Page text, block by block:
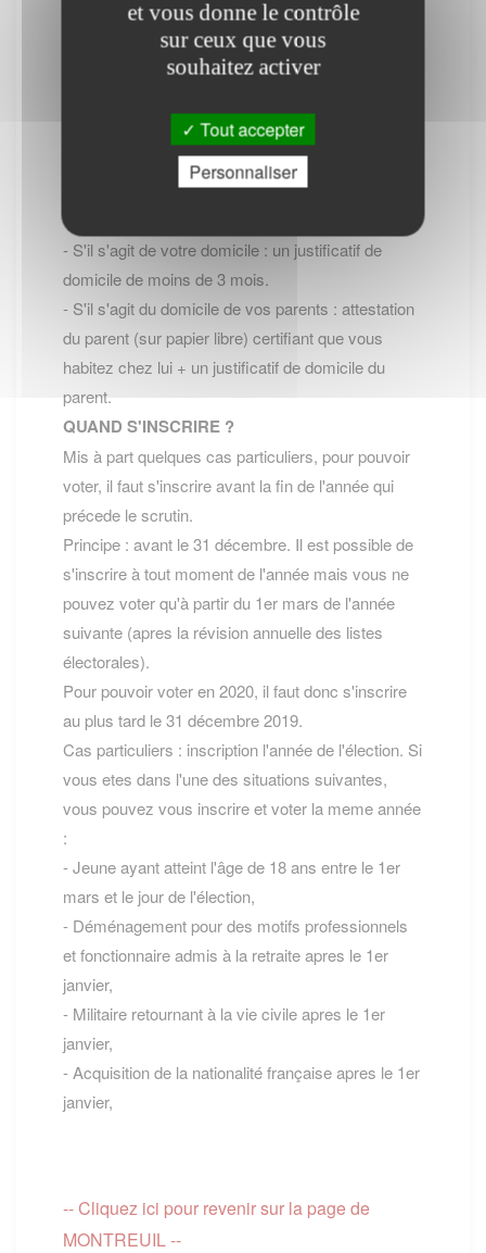
- Soit en se rendant à la Mairie avec les pieces
- Soit en ligne Inscription en ligne sur les listes
PIECES à FOURNIR ?
- Formulaire de demande
- Carte d'identité ou passeport valide
- Justificatif de domicile :
- S'il s'agit de votre domicile : un justificatif de
domicile de moins de 3 mois.
- S'il s'agit du domicile de vos parents : attestation
du parent (sur papier libre) certifiant que vous
habitez chez lui + un justificatif de domicile du
parent.
QUAND S'INSCRIRE ?
Mis à part quelques cas particuliers, pour pouvoir
voter, il faut s'inscrire avant la fin de l'année qui
précede le scrutin.
Principe : avant le 31 décembre. Il est possible de
s'inscrire à tout moment de l'année mais vous ne
pouvez voter qu'à partir du 1er mars de l'année
suivante (apres la révision annuelle des listes
électorales).
Pour pouvoir voter en 2020, il faut donc s'inscrire
au plus tard le 31 décembre 2019.
Cas particuliers : inscription l'année de l'élection. Si
vous etes dans l'une des situations suivantes,
vous pouvez vous inscrire et voter la meme année
:
- Jeune ayant atteint l'âge de 18 ans entre le 1er
mars et le jour de l'élection,
- Déménagement pour des motifs professionnels
et fonctionnaire admis à la retraite apres le 1er
janvier,
- Militaire retournant à la vie civile apres le 1er
janvier,
- Acquisition de la nationalité française apres le 1er
janvier,
-- Cliquez ici pour revenir sur la page de
MONTREUIL --
et vous donne le contrôle
sur ceux que vous
souhaitez activer
Tout accepter
Personnaliser